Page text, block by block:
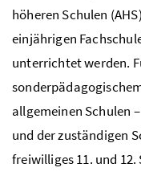
höheren Schulen
einjährigen
unterrichtet werden.
allgemeinen Schulen
und der zuständigen
freiwilliges 11. und